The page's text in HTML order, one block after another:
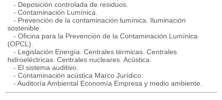
- Deposición controlada de residuos.
- Contaminación Lumínica.
- Prevención de la contaminación lumínica. Iluminación
sostenible.
- Oficina para la Prevención de la Contaminación Lumínica
(OPCL).
- Legislación Energía. Centrales térmicas. Centrales
hidroeléctricas. Centrales nucleares. Acústica.
- El sistema auditivo.
- Contaminación acústica Marco Jurídico.
- Auditoría Ambiental Economía Empresa y medio ambiente.